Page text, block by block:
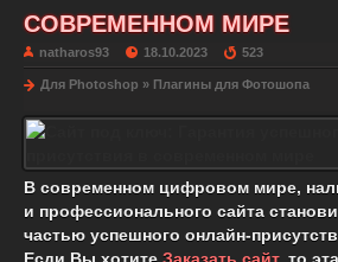
СОВРЕМЕННОМ МИРЕ
natharos93 18.10.2023 523
Для Photoshop » Плагины для Фотошопа
В современном цифровом мире,
и профессионального сайта
частью успешного онлайн-